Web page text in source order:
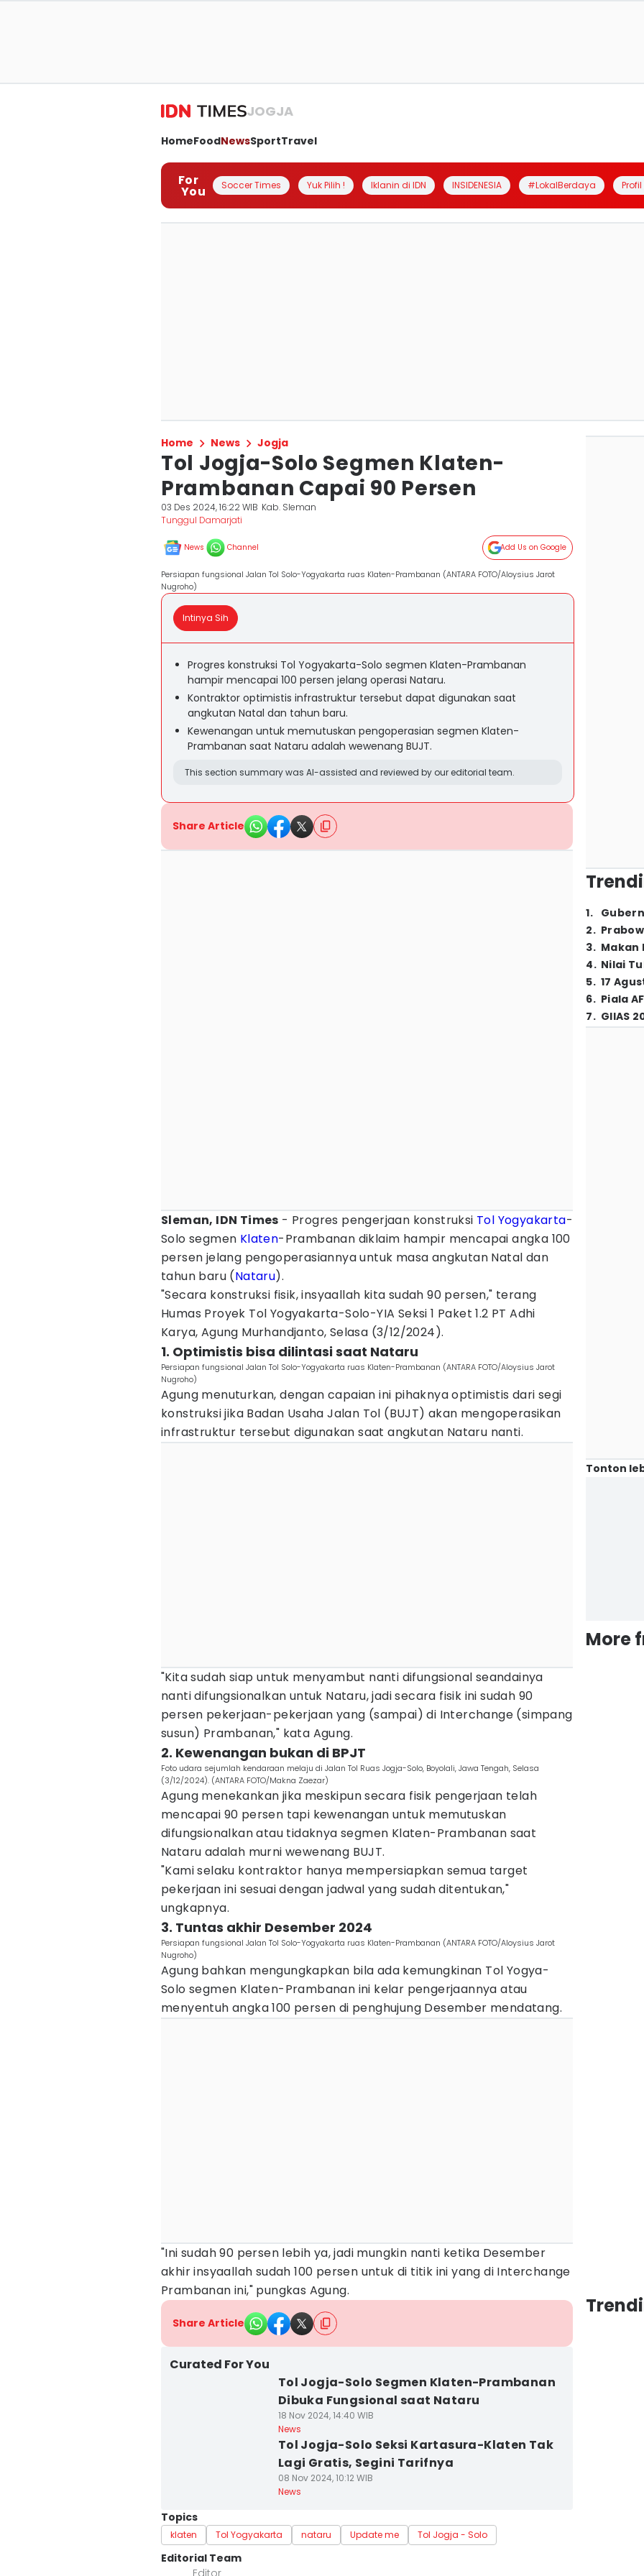
JOGJA
HomeFoodNewsSportTravel
For
You Soccer Times Yuk Pilih ! Iklanin di IDN INSIDENESIA #LokalBerdaya
Home News Jogja
Tol Jogja-Solo Segmen Klaten-
Prambanan Capai 90 Persen
03 Des 2024, 16:22 WIB Kab. Sleman
Tunggul Damarjati
News Channel Add Us on Google
Persiapan fungsional Jalan Tol Solo-Yogyakarta ruas Klaten-Prambanan (ANTARA FOTO/Aloysius Jarot
Nugroho)
Intinya Sih
Progres konstruksi Tol Yogyakarta-Solo segmen Klaten-Prambanan
hampir mencapai 100 persen jelang operasi Nataru.
Kontraktor optimistis infrastruktur tersebut dapat digunakan saat
angkutan Natal dan tahun baru.
Kewenangan untuk memutuskan pengoperasian segmen Klaten-
Prambanan saat Nataru adalah wewenang BUJT.
This section summary was AI-assisted and reviewed by our editorial team.
Share Article
Sleman, IDN Times - Progres pengerjaan konstruksi Tol Yogyakarta-
Solo segmen Klaten-Prambanan diklaim hampir mencapai angka 100
persen jelang pengoperasiannya untuk masa angkutan Natal dan
tahun baru (Nataru).
"Secara konstruksi fisik, insyaallah kita sudah 90 persen," terang
Humas Proyek Tol Yogyakarta-Solo-YIA Seksi 1 Paket 1.2 PT Adhi
Karya, Agung Murhandjanto, Selasa (3/12/2024).
1. Optimistis bisa dilintasi saat Nataru
Persiapan fungsional Jalan Tol Solo-Yogyakarta ruas Klaten-Prambanan (ANTARA FOTO/Aloysius Jarot
Nugroho)
Agung menuturkan, dengan capaian ini pihaknya optimistis dari segi
konstruksi jika Badan Usaha Jalan Tol (BUJT) akan mengoperasikan
infrastruktur tersebut digunakan saat angkutan Nataru nanti.
"Kita sudah siap untuk menyambut nanti difungsional seandainya
nanti difungsionalkan untuk Nataru, jadi secara fisik ini sudah 90
persen pekerjaan-pekerjaan yang (sampai) di Interchange (simpang
susun) Prambanan," kata Agung.
2. Kewenangan bukan di BPJT
Foto udara sejumlah kendaraan melaju di Jalan Tol Ruas Jogja-Solo, Boyolali, Jawa Tengah, Selasa
(3/12/2024). (ANTARA FOTO/Makna Zaezar)
Agung menekankan jika meskipun secara fisik pengerjaan telah
mencapai 90 persen tapi kewenangan untuk memutuskan
difungsionalkan atau tidaknya segmen Klaten-Prambanan saat
Nataru adalah murni wewenang BUJT.
"Kami selaku kontraktor hanya mempersiapkan semua target
pekerjaan ini sesuai dengan jadwal yang sudah ditentukan,"
ungkapnya.
3. Tuntas akhir Desember 2024
Persiapan fungsional Jalan Tol Solo-Yogyakarta ruas Klaten-Prambanan (ANTARA FOTO/Aloysius Jarot
Nugroho)
Agung bahkan mengungkapkan bila ada kemungkinan Tol Yogya-
Solo segmen Klaten-Prambanan ini kelar pengerjaannya atau
menyentuh angka 100 persen di penghujung Desember mendatang.
"Ini sudah 90 persen lebih ya, jadi mungkin nanti ketika Desember
akhir insyaallah sudah 100 persen untuk di titik ini yang di Interchange
Prambanan ini," pungkas Agung.
Share Article
Curated For You
Tol Jogja-Solo Segmen Klaten-Prambanan
Dibuka Fungsional saat Nataru
18 Nov 2024, 14:40 WIB
News
Tol Jogja-Solo Seksi Kartasura-Klaten Tak
Lagi Gratis, Segini Tarifnya
08 Nov 2024, 10:12 WIB
News
Topics
klaten Tol Yogyakarta nataru Update me Tol Jogja - Solo
Editorial Team
Editor
1.
2.
3. Makan
4. Nilai
5. 17
6. Piala
7. GIIAS
Tonton
More